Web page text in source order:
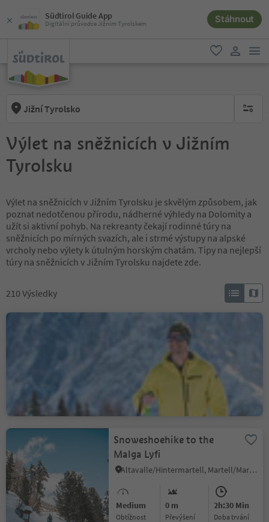
Südtirol Guide App
Digitální průvodce Jižním Tyrolskem Stáhnout
oblíbené
Jižní Tyrolsko brak
Výlet na sněžnicích v Jižním
Tyrolsku
Výlet na sněžnicích v Jižním Tyrolsku je skvělým způsobem, jak
poznat nedotčenou přírodu, nádherné výhledy na Dolomity a
užít si aktivní pohyb. Na rekreanty čekají rodinné túry na
sněžnicích po mírných svazích, ale i strmé výstupy na alpské
vrcholy nebo výlety k útulným horským chatám. Tipy na nejlepší
túry na sněžnicích v Jižním Tyrolsku najdete zde.
210 Výsledky
Snowshoe hike below the
Sassolungo Group
Medium
Obtížnost
Snoweshoehike to the
Malga Lyfi
Altavalle/Hintermartell, Martell/Martello, Vinschgau/Val Venosta
Medium
Obtížnost
0 m
Převýšení
2h:30 Min
doba trvání